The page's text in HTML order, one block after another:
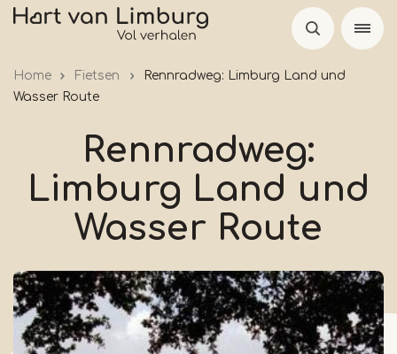
Skip
Home Fietsen
Rennradweg: Limburg Land und
Wasser Route
Rennradweg:
Limburg Land und
Wasser Route